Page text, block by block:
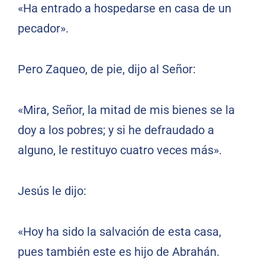
«Ha entrado a hospedarse en casa de un
pecador».
Pero Zaqueo, de pie, dijo al Señor:
«Mira, Señor, la mitad de mis bienes se la
doy a los pobres; y si he defraudado a
alguno, le restituyo cuatro veces más».
Jesús le dijo:
«Hoy ha sido la salvación de esta casa,
pues también este es hijo de Abrahán.